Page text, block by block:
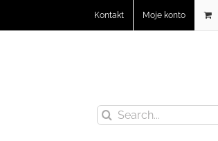
Kontakt Moje konto
Search
for: